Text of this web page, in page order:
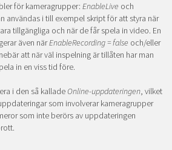
för kameragrupper: EnableLive och
användas i till exempel skript för att styra när
tillgängliga och när de får spela in video. En
även närEnableRecording = false och/eller
att när väl inspelning är tillåten har man
in en viss tid före.
i den så kallade Online-uppdateringen, vilket
som involverar kameragrupper
som inte berörs av uppdateringen